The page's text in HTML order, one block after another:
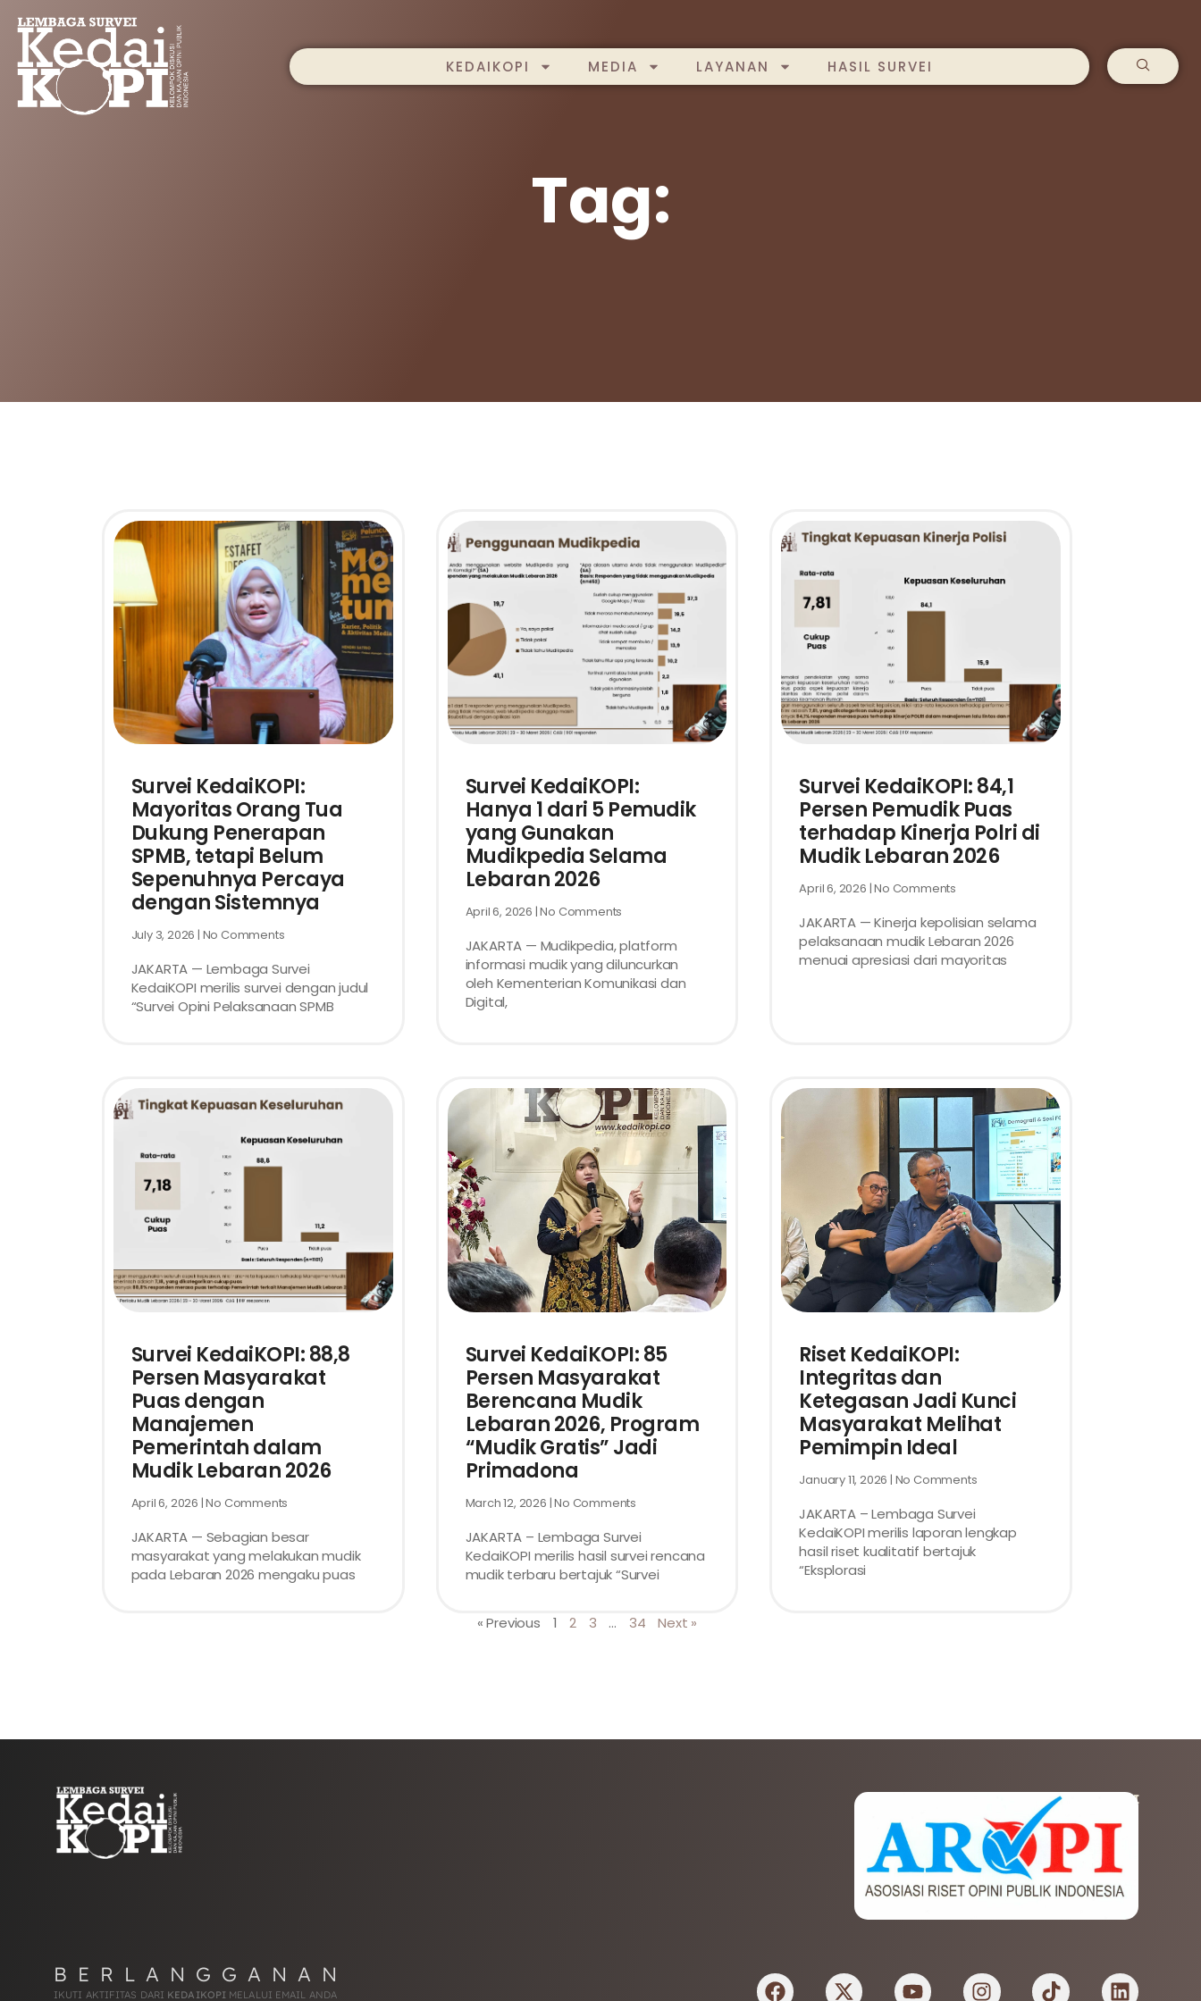
KEDAIKOPI MEDIA LAYANAN HASIL SURVEI
Tag:
Survei KedaiKOPI:
Mayoritas Orang Tua
Dukung Penerapan
SPMB, tetapi Belum
Sepenuhnya Percaya
dengan Sistemnya
July 3, 2026 No Comments
JAKARTA — Lembaga Survei
KedaiKOPI merilis survei dengan judul
“Survei Opini Pelaksanaan SPMB
Survei KedaiKOPI:
Hanya 1 dari 5 Pemudik
yang Gunakan
Mudikpedia Selama
Lebaran 2026
April 6, 2026 No Comments
JAKARTA — Mudikpedia, platform
informasi mudik yang diluncurkan
oleh Kementerian Komunikasi dan
Digital,
Survei KedaiKOPI: 84,1
Persen Pemudik Puas
terhadap Kinerja Polri di
Mudik Lebaran 2026
April 6, 2026 No Comments
JAKARTA — Kinerja kepolisian selama
pelaksanaan mudik Lebaran 2026
menuai apresiasi dari mayoritas
Survei KedaiKOPI: 88,8
Persen Masyarakat
Puas dengan
Manajemen
Pemerintah dalam
Mudik Lebaran 2026
April 6, 2026 No Comments
JAKARTA — Sebagian besar
masyarakat yang melakukan mudik
pada Lebaran 2026 mengaku puas
Survei KedaiKOPI: 85
Persen Masyarakat
Berencana Mudik
Lebaran 2026, Program
“Mudik Gratis” Jadi
Primadona
March 12, 2026 No Comments
JAKARTA – Lembaga Survei
KedaiKOPI merilis hasil survei rencana
mudik terbaru bertajuk “Survei
Riset KedaiKOPI:
Integritas dan
Ketegasan Jadi Kunci
Masyarakat Melihat
Pemimpin Ideal
January 11, 2026 No Comments
JAKARTA – Lembaga Survei
KedaiKOPI merilis laporan lengkap
hasil riset kualitatif bertajuk
“Eksplorasi
« Previous 1 2 3 … 34 Next »
BERLANGGANAN
IKUTI AKTIFITAS DARI KEDAIKOPI MELALUI EMAIL ANDA
AFILIASI